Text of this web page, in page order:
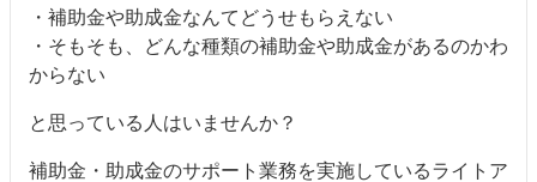
・補助金や助成金なんてどうせもらえない
・そもそも、どんな種類の補助金や助成金があるのかわ
からない
と思っている人はいませんか？
補助金・助成金のサポート業務を実施しているライトア